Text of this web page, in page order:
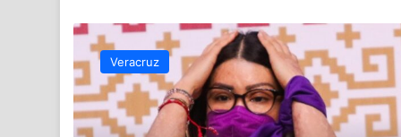
Entra
vigor
en
Veracruz
la
Veracruz